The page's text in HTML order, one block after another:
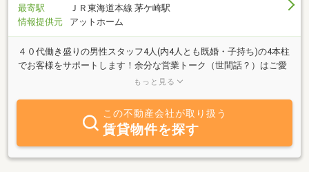
最寄駅
ＪＲ東海道本線 茅ケ崎駅
情報提供元
アットホーム
４０代働き盛りの男性スタッフ4人(内4人とも既婚・子持ち)の4本柱
でお客様をサポートします！余分な営業トーク（世間話？）はご愛
嬌ですが、ごまかしはありません！物件について包み隠さず情報を
ヶ崎で４3年以上、管理物件２０００室以上の強みがございます！
お部屋探しを始めるなら、まずは稲岡から。スタッフ一同、皆様の
ご来店を心よりお待ちしております！
もっと見る
この不動産会社が取り扱う
賃貸物件を探す